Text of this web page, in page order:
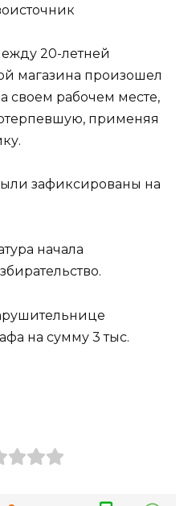
20-летней
магазина произошел
своем рабочем месте,
применяя
зафиксированы на
начала
на сумму 3 тыс.